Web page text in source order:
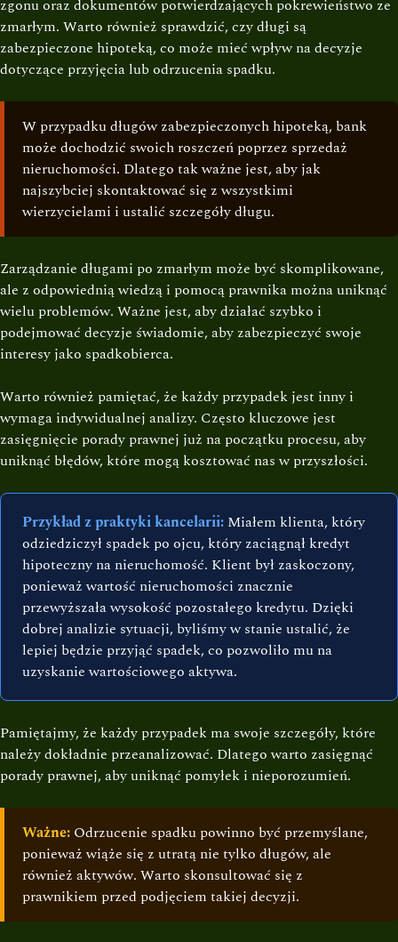
zgonu oraz dokumentów potwierdzających pokrewieństwo ze
zmarłym. Warto również sprawdzić, czy długi są
zabezpieczone hipoteką, co może mieć wpływ na decyzje
dotyczące przyjęcia lub odrzucenia spadku.
W przypadku długów zabezpieczonych hipoteką, bank
może dochodzić swoich roszczeń poprzez sprzedaż
nieruchomości. Dlatego tak ważne jest, aby jak
najszybciej skontaktować się z wszystkimi
wierzycielami i ustalić szczegóły długu.
Zarządzanie długami po zmarłym może być skomplikowane,
ale z odpowiednią wiedzą i pomocą prawnika można uniknąć
wielu problemów. Ważne jest, aby działać szybko i
podejmować decyzje świadomie, aby zabezpieczyć swoje
interesy jako spadkobierca.
Warto również pamiętać, że każdy przypadek jest inny i
wymaga indywidualnej analizy. Często kluczowe jest
zasięgnięcie porady prawnej już na początku procesu, aby
uniknąć błędów, które mogą kosztować nas w przyszłości.
Przykład z praktyki kancelarii: Miałem klienta, który
odziedziczył spadek po ojcu, który zaciągnął kredyt
hipoteczny na nieruchomość. Klient był zaskoczony,
ponieważ wartość nieruchomości znacznie
przewyższała wysokość pozostałego kredytu. Dzięki
dobrej analizie sytuacji, byliśmy w stanie ustalić, że
lepiej będzie przyjąć spadek, co pozwoliło mu na
uzyskanie wartościowego aktywa.
Pamiętajmy, że każdy przypadek ma swoje szczegóły, które
należy dokładnie przeanalizować. Dlatego warto zasięgnąć
porady prawnej, aby uniknąć pomyłek i nieporozumień.
Ważne: Odrzucenie spadku powinno być przemyślane,
ponieważ wiąże się z utratą nie tylko długów, ale
również aktywów. Warto skonsultować się z
prawnikiem przed podjęciem takiej decyzji.